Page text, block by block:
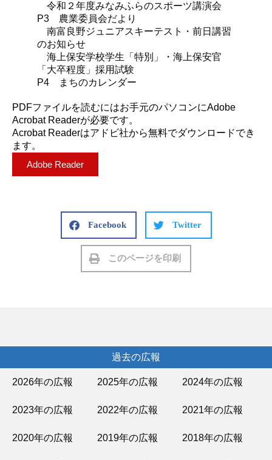
令和２年度みなみふらのスポーツ講演会
P3 農業委員会だより
南富良野ジュニアスキーテスト・前日講習
のお知らせ
海上保安学校学生「特別」・海上保安官
「大卒程度」採用試験
P4 まちのカレンダー
PDFファイルを読むにはお手元のパソコンにAdobe
Acrobat Readerが必要です。
Acrobat Readerはアドビ社から無料でダウンロードでき
ます。
Adobe Reader
Facebook Twitter
このページを印刷
過去の広報
2026年の広報 2025年の広報 2024年の広報
2023年の広報 2022年の広報 2021年の広報
2020年の広報 2019年の広報 2018年の広報